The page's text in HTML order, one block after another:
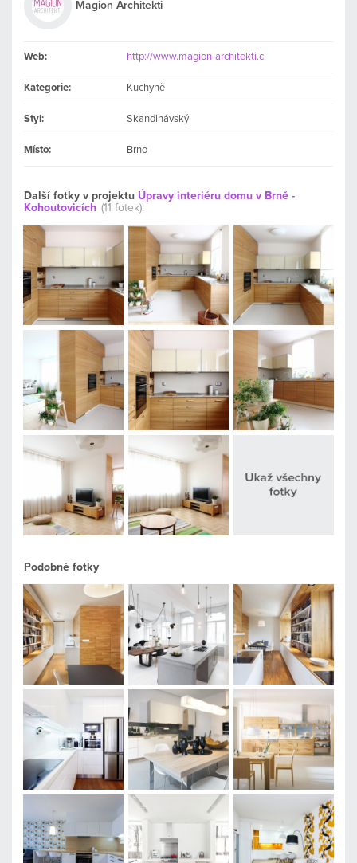
Magion Architekti
Web: http://www.magion-architekti.c
Kategorie: Kuchyně
Styl: Skandinávský
Místo: Brno
Další fotky v projektu Úpravy interiéru domu v Brně -
Kohoutovicích (11 fotek):
Podobné fotky